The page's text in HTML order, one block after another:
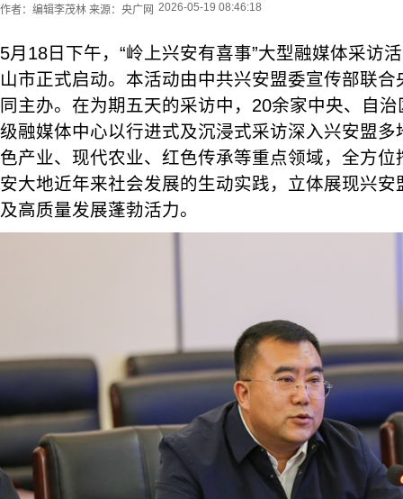
作者： 编辑李茂林 来源： 央广网 2026-05-19 08:46:18
5月18日下午，“岭上兴安有喜事”大型融媒体采访
山市正式启动。本活动由中共兴安盟委宣传部联
同主办。在为期五天的采访中，20余家中央、自
级融媒体中心以行进式及沉浸式采访深入兴安盟
色产业、现代农业、红色传承等重点领域，全方
安大地近年来社会发展的生动实践，立体展现兴
及高质量发展蓬勃活力。